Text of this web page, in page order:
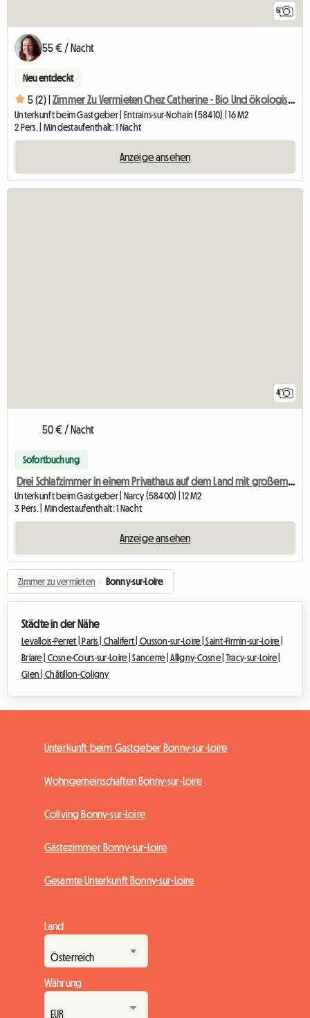
5
55 € / Nacht
Neu entdeckt
5 (2) | Zimmer Zu Vermieten Chez Catherine - Bio Und ökologisch
Unterkunft beim Gastgeber | Entrains-sur-Nohain (58410) | 16 M2
2 Pers. | Mindestaufenthalt: 1 Nacht
Anzeige ansehen
4
50 € / Nacht
Sofortbuchung
Drei Schlafzimmer in einem Privathaus auf dem Land mit großem Garten zu vermieten.
Unterkunft beim Gastgeber | Narcy (58400) | 12 M2
3 Pers. | Mindestaufenthalt: 1 Nacht
Anzeige ansehen
Zimmer zu vermieten › Bonny-sur-Loire
Städte in der Nähe
Levallois-Perret |Paris | Chalifert | Ousson-sur-Loire |Saint-Firmin-sur-Loire |
Briare | Cosne-Cours-sur-Loire |Sancerre |Alligny-Cosne | Tracy-sur-Loire |
Gien | Châtillon-Coligny
Unterkunft beim Gastgeber Bonny-sur-Loire
Wohngemeinschaften Bonny-sur-Loire
Coliving Bonny-sur-Loire
Gästezimmer Bonny-sur-Loire
Gesamte Unterkunft Bonny-sur-Loire
Land
Währung